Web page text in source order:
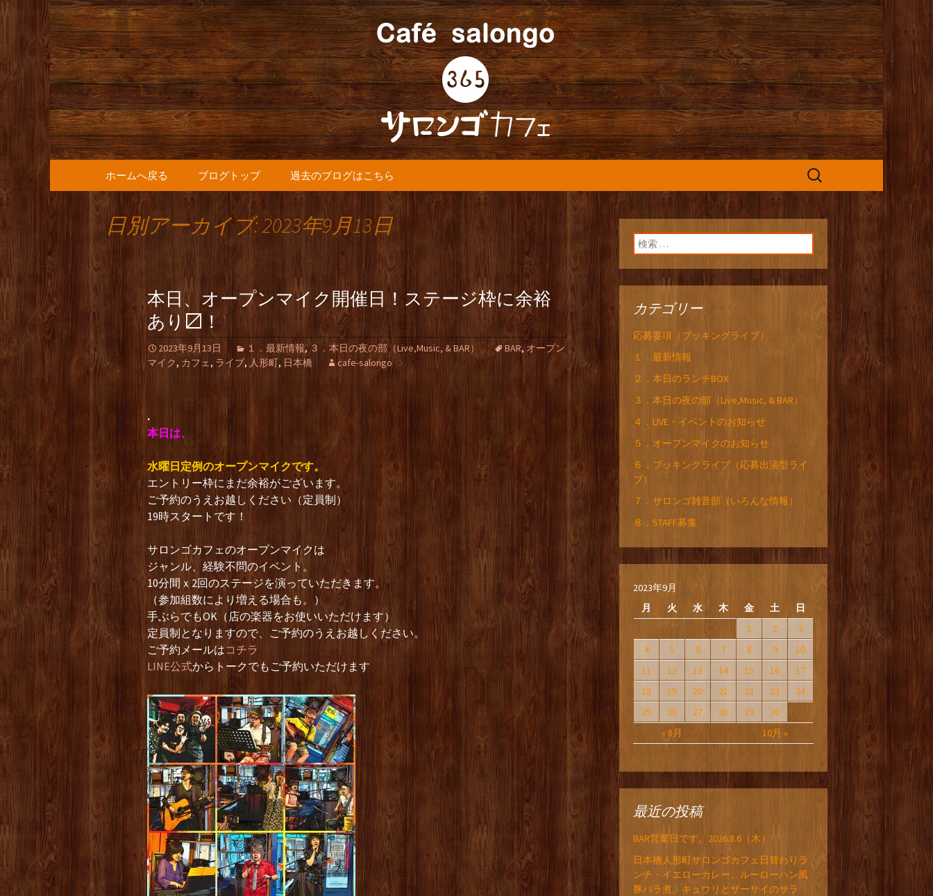
人形町の『365(サロンゴ)カフェ』よりお
知らせ
人形町の音楽カフェ『365カフェ』より最新情報をお届けします。
コンテンツへ移動
ホームへ戻る ブログトップ 過去のブログはこちら
検
日別アーカイブ: 2023年9月13日
本日、オープンマイク開催日！ステージ枠に余裕
あり〼！
2023年9月13日 １．最新情報,３．本日の夜の部（Live,Music, & BAR） BAR,オープン
マイク, カフェ, ライブ, 人形町, 日本橋 cafe-salongo
.
本日は、
水曜日定例のオープンマイクです。
エントリー枠にまだ余裕がございます。
ご予約のうえお越しください（定員制）
19時スタートです！
サロンゴカフェのオープンマイクは
ジャンル、経験不問のイベント。
10分間ｘ2回のステージを演っていただきます。
（参加組数により増える場合も。）
手ぶらでもOK（店の楽器をお使いいただけます）
定員制となりますので、ご予約のうえお越しください。
ご予約メールはコチラ
LINE公式からトークでもご予約いただけます
検索:
カテゴリー
応募要項（ブッキングライブ）
１．最新情報
２．本日のランチBOX
３．本日の夜の部（Live,Music, & BAR）
４．LIVE・イベントのお知らせ
５．オープンマイクのお知らせ
６．ブッキングライブ（応募出演型ライ
ブ）
７．サロンゴ雑音部（いろんな情報）
８．STAFF募集
2023年9月
月
火 水 木 金 土 日
« 8月 10月 »
1 2
3
4
5 6 7 8 9
10
11
12 13 14 15 16
17
18
19 20 21 22 23
24
25
26 27 28 29 30
最近の投稿
BAR営業日です。2026.8.6（木）
日本橋人形町サロンゴカフェ日替わりラ
ンチ・イエローカレー、ルーローハン風
豚バラ煮、キュウリとザーサイのサラ